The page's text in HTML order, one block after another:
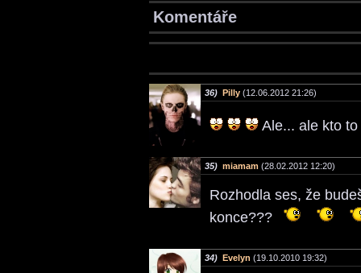
Komentáře
36) Pilly (12.06.2012 21:26)
Ale... ale kto
35) miamam (28.02.2012 12:20)
Rozhodla ses, že
konce???
34) Evelyn (19.10.2010 19:32)